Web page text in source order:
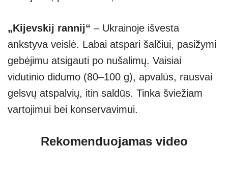
„Kijevskij rannij“ – Ukrainoje išvesta
ankstyva veislė. Labai atspari šalčiui, pasižymi
gebėjimu atsigauti po nušalimų. Vaisiai
vidutinio didumo (80–100 g), apvalūs, rausvai
gelsvų atspalvių, itin saldūs. Tinka šviežiam
vartojimui bei konservavimui.
Rekomenduojamas video